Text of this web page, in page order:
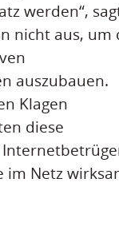
werden“,
nicht aus, um
auszubauen.
Klagen
diese
im Netz